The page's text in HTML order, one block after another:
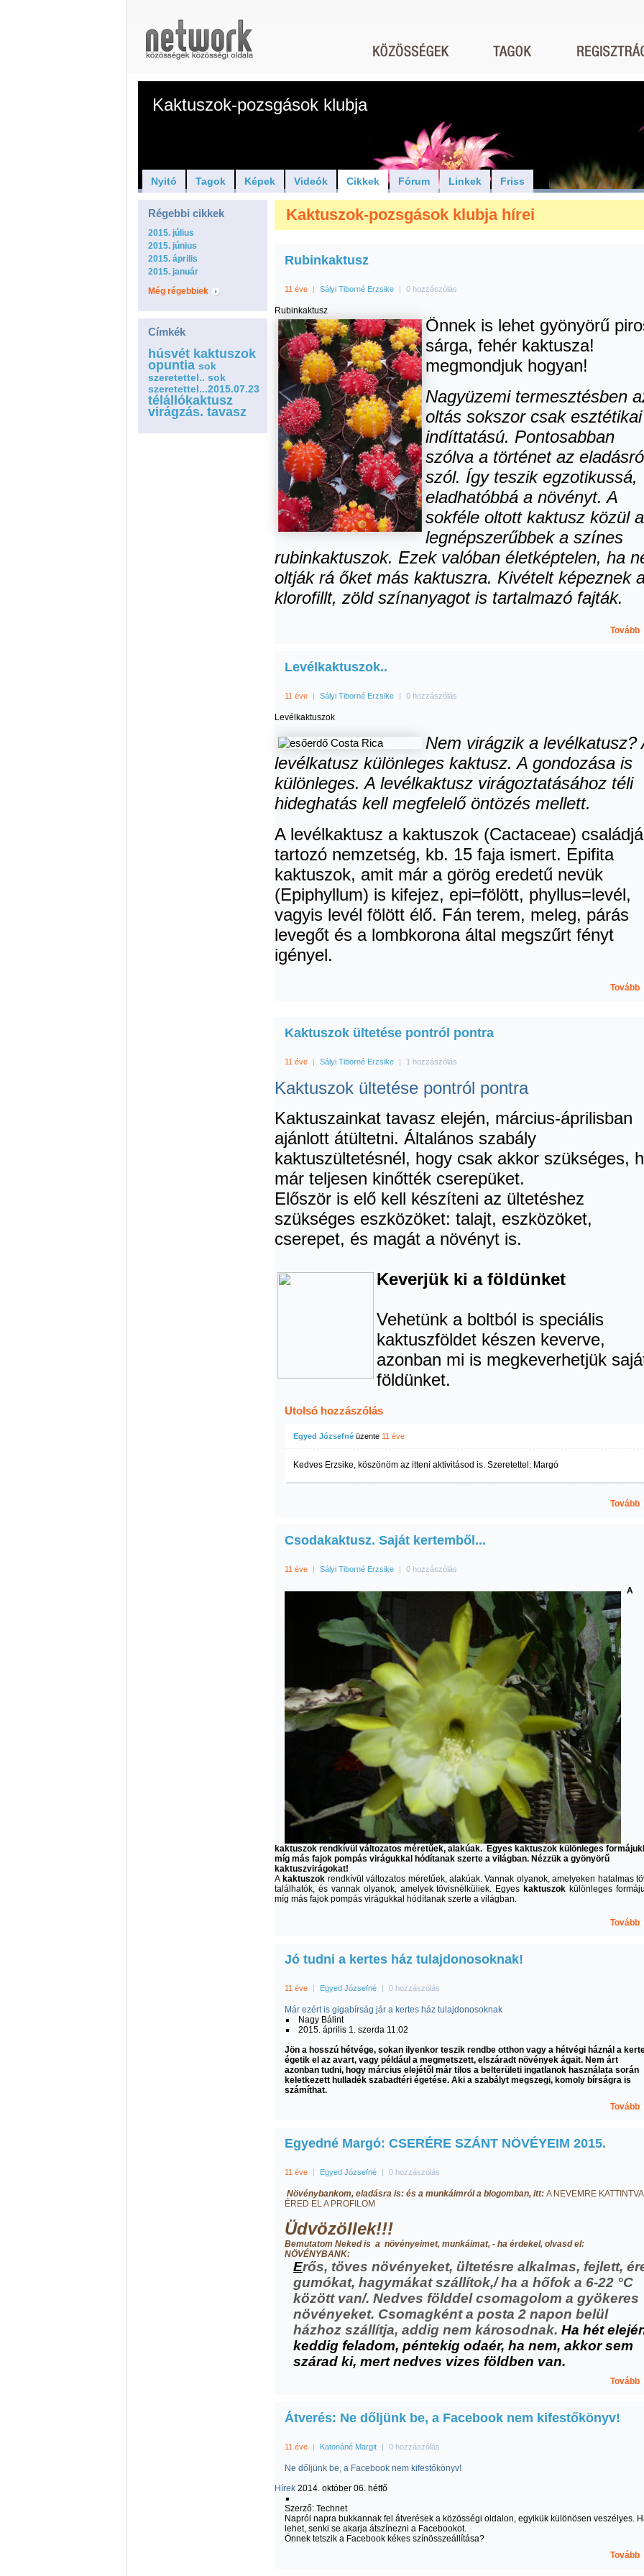
Kaktuszok-pozsgások klubja
Nyitó Tagok Képek Videók Cikkek Fórum Linkek Friss
Régebbi cikkek
2015. július
2015. június
2015. április
2015. január
Még régebbiek
Címkék
húsvét kaktuszok
opuntia sok
szeretettel.. sok
szeretettel...2015.07.23
télállókaktusz
virágzás. tavasz
Kaktuszok-pozsgások klubja hírei
Rubinkaktusz
11 éve | Sályi Tiborné Erzsike | 0 hozzászólás
Rubinkaktusz
Önnek is lehet gyönyörű
sárga, fehér kaktusza!
megmondjuk hogyan!
Nagyüzemi termesztésben
oltás sokszor csak esztétikai
indíttatású. Pontosabban
szólva a történet az
szól. Így teszik egzotikussá,
eladhatóbbá a növényt. A
sokféle oltott kaktusz közül a
legnépszerűbbek a színes
rubinkaktuszok. Ezek valóban életképtelen, ha
oltják rá őket más kaktuszra. Kivételt képeznek
klorofillt, zöld színanyagot is tartalmazó fajták.
Tovább
Levélkaktuszok..
11 éve | Sályi Tiborné Erzsike | 0 hozzászólás
Levélkaktuszok
Nem virágzik a levélkatusz?
levélkatusz különleges kaktusz. A gondozása is
különleges. A levélkaktusz virágoztatásához téli
hideghatás kell megfelelő öntözés mellett.
A levélkaktusz a kaktuszok (Cactaceae)
tartozó nemzetség, kb. 15 faja ismert. Epifita
kaktuszok, amit már a görög eredetű nevük
(Epiphyllum) is kifejez, epi=fölött, phyllus=levél,
vagyis levél fölött élő. Fán terem, meleg, párás
levegőt és a lombkorona által megszűrt fényt
igényel.
Tovább
Kaktuszok ültetése pontról pontra
11 éve | Sályi Tiborné Erzsike | 1 hozzászólás
Kaktuszok ültetése pontról pontra
Kaktuszainkat tavasz elején, március-áprilisban
ajánlott átültetni. Általános szabály
kaktuszültetésnél, hogy csak akkor szükséges,
már teljesen kinőtték cserepüket.
Először is elő kell készíteni az ültetéshez
szükséges eszközöket: talajt, eszközöket,
cserepet, és magát a növényt is.
Keverjük ki a földünket
Vehetünk a boltból is speciális
kaktuszföldet készen keverve,
azonban mi is megkeverhetjük
földünket.
Utolsó hozzászólás
Egyed Józsefné üzente 11 éve
Kedves Erzsike, köszönöm az itteni aktivitásod is. Szeretettel: Margó
Tovább
Csodakaktusz. Saját kertemből...
11 éve | Sályi Tiborné Erzsike | 0 hozzászólás
A
kaktuszok rendkívül változatos méretűek, alakúak. Egyes kaktuszok különleges
míg más fajok pompás virágukkal hódítanak szerte a világban. Nézzük a gyönyörű
kaktuszvirágokat!
A kaktuszok rendkívül változatos méretűek, alakúak. Vannak olyanok, amelyeken hatalmas
találhatók, és vannak olyanok, amelyek tövisnélküliek. Egyes kaktuszok különleges
míg más fajok pompás virágukkal hódítanak szerte a világban.
Tovább
Jó tudni a kertes ház tulajdonosoknak!
11 éve | Egyed Józsefné | 0 hozzászólás
Már ezért is gigabírság jár a kertes ház tulajdonosoknak
Nagy Bálint
2015. április 1. szerda 11:02
Jön a hosszú hétvége, sokan ilyenkor teszik rendbe otthon vagy a hétvégi háznál a
égetik el az avart, vagy például a megmetszett, elszáradt növények ágait. Nem árt
azonban tudni, hogy március elejétől már tilos a belterületi ingatlanok használata során
keletkezett hulladék szabadtéri égetése. Aki a szabályt megszegi, komoly bírságra is
számíthat.
Tovább
Egyedné Margó: CSERÉRE SZÁNT NÖVÉYEIM 2015.
11 éve | Egyed Józsefné | 0 hozzászólás
Növénybankom, eladásra is: és a munkáimról a blogomban, itt: A NEVEMRE KATTINTVA
ÉRED EL A PROFILOM
Üdvözöllek!!!
Bemutatom Neked is a növényeimet, munkáimat, - ha érdekel, olvasd el:
NÖVÉNYBANK:
Erős, töves növényeket, ültetésre alkalmas, fejlett,
gumókat, hagymákat szállítok,/ ha a hőfok a 6-22 °C
között van/. Nedves földdel csomagolom a gyökeres
növényeket. Csomagként a posta 2 napon belül
házhoz szállítja, addig nem károsodnak. Ha hét
keddig feladom, péntekig odaér, ha nem, akkor sem
szárad ki, mert nedves vizes földben van.
Tovább
Átverés: Ne dőljünk be, a Facebook nem kifestőkönyv!
11 éve | Katonáné Margit | 0 hozzászólás
Ne dőljünk be, a Facebook nem kifestőkönyv!
Hírek 2014. október 06. hétfő
Szerző: Technet
Napról napra bukkannak fel átverések a közösségi oldalon, egyikük különösen veszélyes.
lehet, senki se akarja átszínezni a Facebookot.
Önnek tetszik a Facebook kékes színösszeállítása?
Tovább